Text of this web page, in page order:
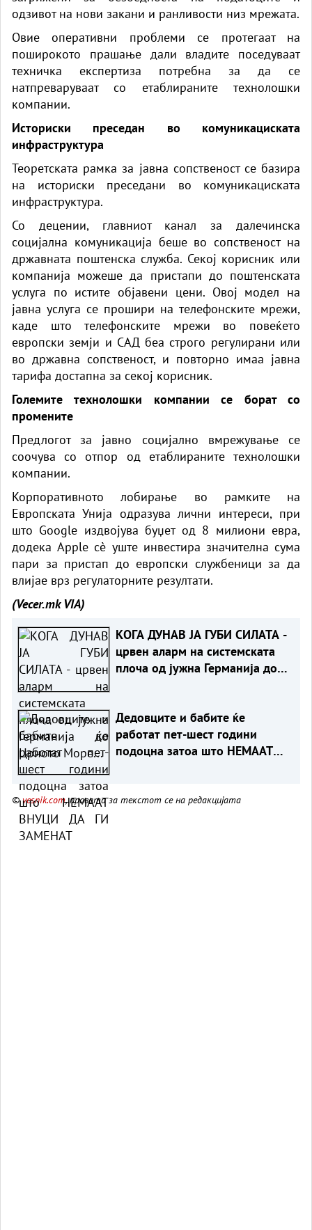
одзивот на нови закани и ранливости низ мрежата.
Овие оперативни проблеми се протегаат на
поширокото прашање дали владите поседуваат
техничка експертиза потребна за да се
натпреваруваат со етаблираните технолошки
компании.
Историски преседан во комуникациската
инфраструктура
Теоретската рамка за јавна сопственост се базира
на историски преседани во комуникациската
инфраструктура.
Со децении, главниот канал за далечинска
социјална комуникација беше во сопственост на
државната поштенска служба. Секој корисник или
компанија можеше да пристапи до поштенската
услуга по истите објавени цени. Овој модел на
јавна услуга се прошири на телефонските мрежи,
каде што телефонските мрежи во повеќето
европски земји и САД беа строго регулирани или
во државна сопственост, и повторно имаа јавна
тарифа достапна за секој корисник.
Големите технолошки компании се борат со
промените
Предлогот за јавно социјално вмрежување се
соочува со отпор од етаблираните технолошки
компании.
Корпоративното лобирање во рамките на
Европската Унија одразува лични интереси, при
што Google издвојува буџет од 8 милиони евра,
додека Apple сè уште инвестира значителна сума
пари за пристап до европски службеници за да
влијае врз регулаторните резултати.
(Vecer.mkVIA)
КОГА ДУНАВ ЈА ГУБИ СИЛАТА -
црвен аларм на системската
плоча од јужна Германија до
Дедовците и бабите ќе
работат пет-шест години
подоцна затоа што НЕМААТ
©vesnik.com, правата за текстот се на редакцијата